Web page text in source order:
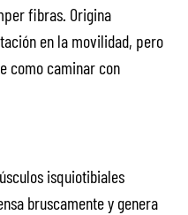
fibras. Origina
en la movilidad, pero
como caminar con
isquiotibiales
bruscamente y genera